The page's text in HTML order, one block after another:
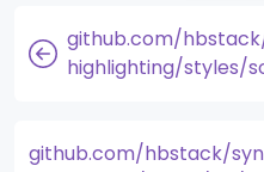
github.com/
highlighting/styles/
github.com/hbstack/